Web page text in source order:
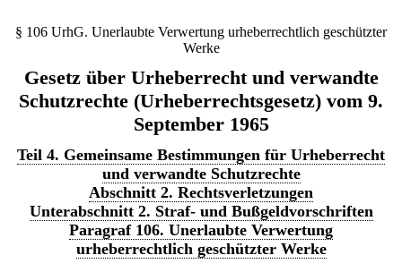
§ 106 UrhG. Unerlaubte Verwertung urheberrechtlich geschützter
Werke
Gesetz über Urheberrecht und verwandte
Schutzrechte (Urheberrechtsgesetz) vom 9.
September 1965
Teil 4. Gemeinsame Bestimmungen für Urheberrecht
und verwandte Schutzrechte
Abschnitt 2. Rechtsverletzungen
Unterabschnitt 2. Straf- und Bußgeldvorschriften
Paragraf 106. Unerlaubte Verwertung
urheberrechtlich geschützter Werke